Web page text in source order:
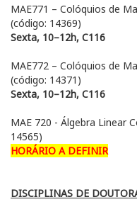
MAE771 – Colóquios de
(código: 14369)
Sexta, 10–12h, C116
MAE772 – Colóquios de
(código: 14371)
Sexta, 10–12h, C116
MAE 720 - Álgebra Linear
14565)
HORÁRIO A DEFINIR
DISCIPLINAS DE